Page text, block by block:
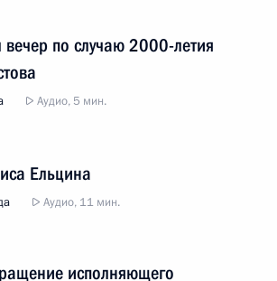
вечер по случаю 2000-летия
Аудио, 5 мин.
Ельцина
Аудио, 11 мин.
исполняющего